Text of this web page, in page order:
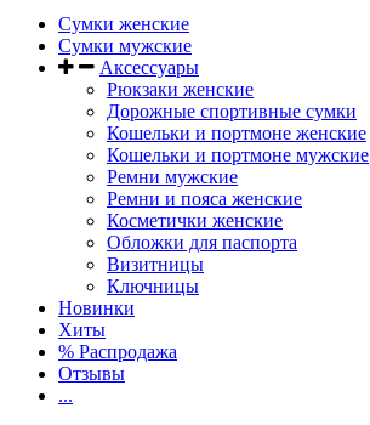
Сумки женские
Сумки мужские
Аксессуары
Рюкзаки женские
Дорожные спортивные сумки
Кошельки и портмоне женские
Кошельки и портмоне мужские
Ремни мужские
Ремни и пояса женские
Косметички женские
Обложки для паспорта
Визитницы
Ключницы
Новинки
Хиты
% Распродажа
Отзывы
...